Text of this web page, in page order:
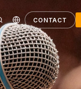
CONTACT